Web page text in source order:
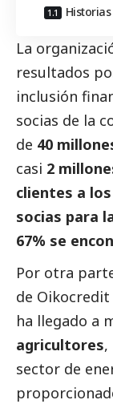
La
resultados
inclusión
socias de la
de 40
casi 2
clientes a
socias para
67% se
Por otra
de Oikocredit
ha llegado a
agricultores,
sector de